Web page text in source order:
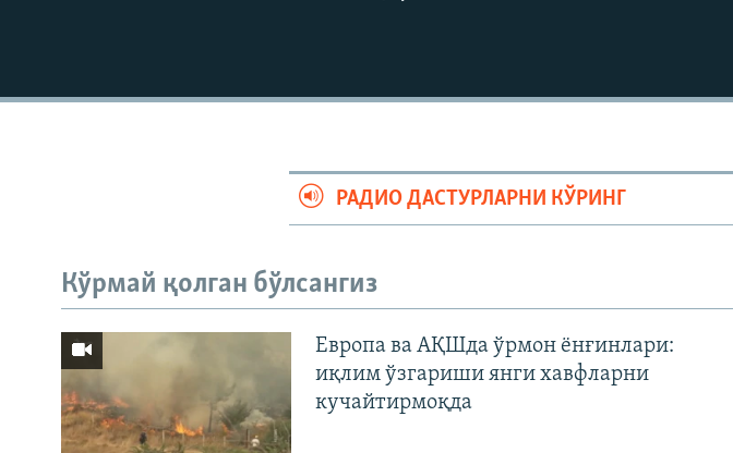
РАДИО ДАСТУРЛАРНИ КЎРИНГ
Кўрмай қолган бўлсангиз
Европа ва АҚШда ўрмон ёнғинлари:
иқлим ўзгариши янги хавфларни
кучайтирмоқда